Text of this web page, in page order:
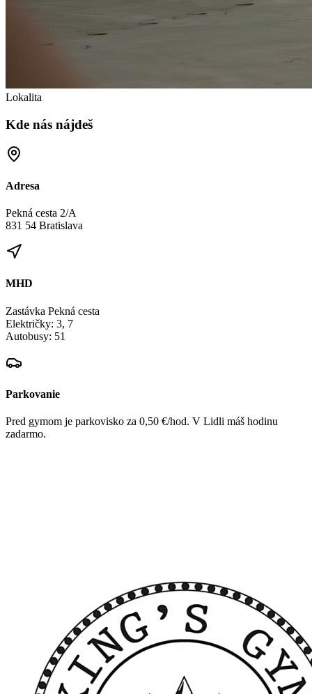
Lokalita
Kde nás nájdeš
Adresa
Pekná cesta 2/A
831 54 Bratislava
MHD
Zastávka Pekná cesta
Električky: 3, 7
Autobusy: 51
Parkovanie
Pred gymom je parkovisko za 0,50 €/hod. V Lidli máš hodinu
zadarmo.